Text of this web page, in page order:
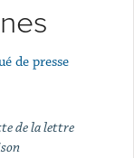
de presse
de la lettre